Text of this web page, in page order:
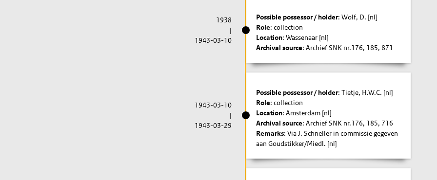
1938
|
1943-03-10
Possible possessor / holder: Wolf, D. [nl]
Role: collection
Location: Wassenaar [nl]
Archival source: Archief SNK nr.176, 185, 871
1943-03-10
|
1943-03-29
Possible possessor / holder: Tietje, H.W.C. [nl]
Role: collection
Location: Amsterdam [nl]
Archival source: Archief SNK nr.176, 185, 716
Remarks: Via J. Schneller in commissie gegeven
aan Goudstikker/Miedl. [nl]